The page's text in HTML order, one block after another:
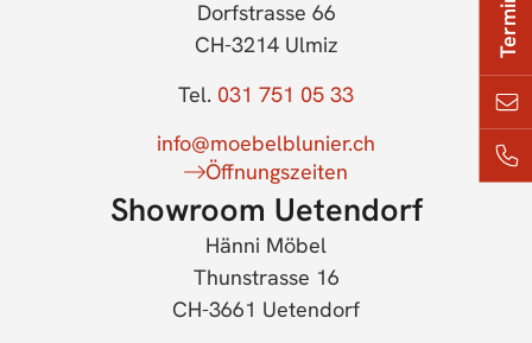
Dorfstrasse 66
CH-3214 Ulmiz
Tel. 031 751 05 33
info@moebelblunier.ch
Öffnungszeiten
Showroom Uetendorf
Hänni Möbel
Thunstrasse 16
CH-3661 Uetendorf